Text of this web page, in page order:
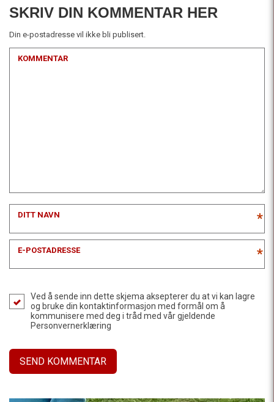
SKRIV DIN KOMMENTAR HER
Din e-postadresse vil ikke bli publisert.
KOMMENTAR
DITT NAVN *
E-POSTADRESSE *
Ved å sende inn dette skjema aksepterer du at vi kan lagre
og bruke din kontaktinformasjon med formål om å
kommunisere med deg i tråd med vår gjeldende
Personvernerklæring